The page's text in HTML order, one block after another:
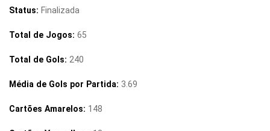
Status: Finalizada
Total de Jogos: 65
Total de Gols: 240
Média de Gols por Partida: 3.69
Cartões Amarelos: 148